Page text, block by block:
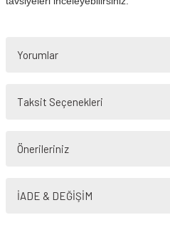
Yorumlar
Taksit Seçenekleri
Önerileriniz
yetersiz gördüğünüz noktaları öneri
İADE & DEĞİŞİM